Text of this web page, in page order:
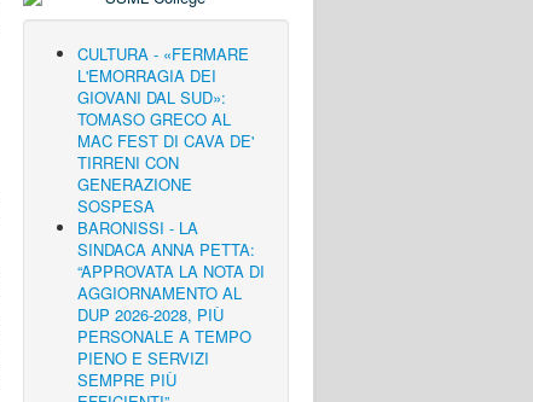
CULTURA - «FERMARE
L'EMORRAGIA DEI
GIOVANI DAL SUD»:
TOMASO GRECO AL
MAC FEST DI CAVA DE'
TIRRENI CON
GENERAZIONE
SOSPESA
BARONISSI - LA
SINDACA ANNA PETTA:
“APPROVATA LA NOTA DI
AGGIORNAMENTO AL
DUP 2026-2028, PIÙ
PERSONALE A TEMPO
PIENO E SERVIZI
SEMPRE PIÙ